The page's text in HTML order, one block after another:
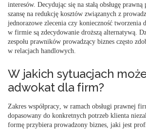
interesów. Decydując się na stałą obsługę prawną
szansę na redukcję kosztów związanych z
jednorazowe zlecenia czy konieczność tworzenia
w firmie są zdecydowanie droższą alternatywą.
zespołu prawników prowadzący biznes często
w relacjach handlowych.
W jakich sytuacjach
adwokat dla firm?
Zakres współpracy , w ramach obsługi prawnej
dopasowany do konkretnych potrzeb klienta
formę przybiera prowadzony biznes, jaki jest